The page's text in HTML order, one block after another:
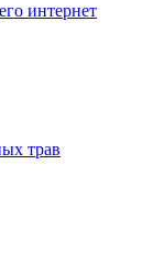
интернет
трав